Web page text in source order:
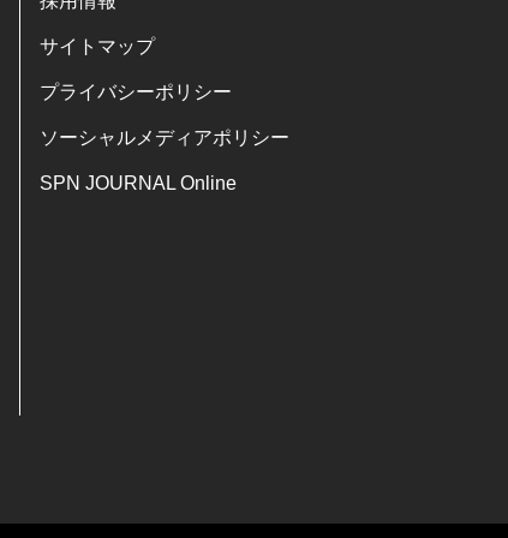
サイトマップ
プライバシーポリシー
ソーシャルメディアポリシー
SPN JOURNAL Online